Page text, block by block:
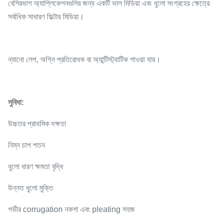
বেশিরভাগ অ্যাপ্লিকেশনগুলির জন্য একটি ভাল মিডিয়া এবং ধুলো সংগ্রহের ক্ষেত্রে
সর্বাধিক সাধারণ ফিল্টার মিডিয়া।
ন্যানো লেপ, অগ্নি প্রতিরোধক বা অ্যান্টিস্ট্যাটিক পাওয়া যায়।
সুবিধা:
উচ্চতর প্রাথমিক দক্ষতা
নিম্ন চাপ পতন
ধুলো ধারণ ক্ষমতা বৃদ্ধি
উন্নত ধুলো মুক্তি
গভীর corrugation নকশা এবং pleating সহজ